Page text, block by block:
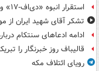
استقرار انبوه «دی‌اف‑۱۷» و پایان عصر پدافند آمریکا +عکس
تشکر آقای شهید ایران از
ادامه ادعاهای سنتکام
قالیباف روز خبرنگار را
رویای ائتلاف مکه